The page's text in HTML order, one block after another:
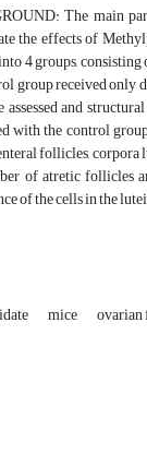
The main
the effects of
4 groups,
group received only
and
with the control
follicles,
of atretic follicles
of the cells in the
mice